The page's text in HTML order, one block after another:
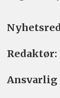
Redaktør:
Ansvarlig